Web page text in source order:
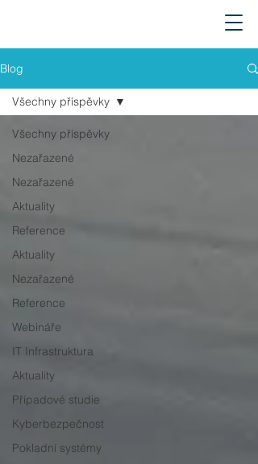
Blog
Všechny příspěvky
Nezařazené
Nezařazené
Aktuality
Reference
Aktuality
Nezařazené
Reference
Webináře
IT Infrastruktura
Aktuality
Případové studie
Kyberbezpečnost
Pokladní systémy
Všechny příspěvky